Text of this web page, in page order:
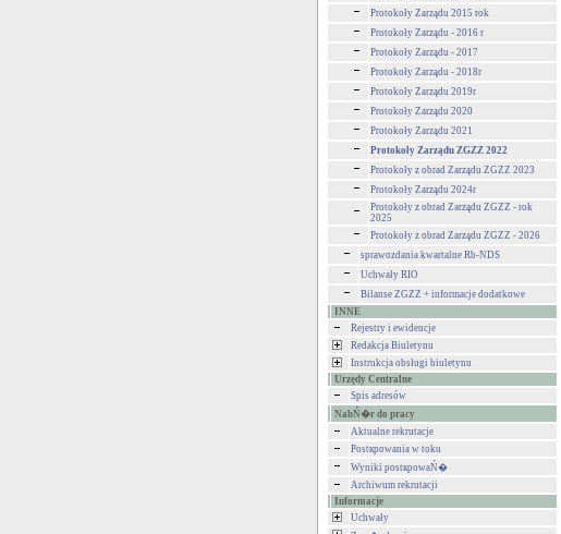
Protokoły Zarządu 2015 rok
Protokoły Zarządu - 2016 r
Protokoły Zarządu - 2017
Protokoły Zarządu - 2018r
Protokoły Zarządu 2019r
Protokoły Zarządu 2020
Protokoły Zarządu 2021
Protokoły Zarządu ZGZZ 2022
Protokoły z obrad Zarządu ZGZZ 2023
Protokoły Zarządu 2024r
Protokoły z obrad Zarządu ZGZZ - rok
2025
Protokoły z obrad Zarządu ZGZZ - 2026
sprawozdania kwartalne Rb-NDS
Uchwały RIO
Bilanse ZGZZ + informacje dodatkowe
INNE
Rejestry i ewidencje
Redakcja Biuletynu
Instrukcja obsługi biuletynu
Urzędy Centralne
Spis adresów
NabŃ�r do pracy
Aktualne rekrutacje
Postкpowania w toku
Wyniki postкpowaŃ�
Archiwum rekrutacji
Informacje
Uchwały